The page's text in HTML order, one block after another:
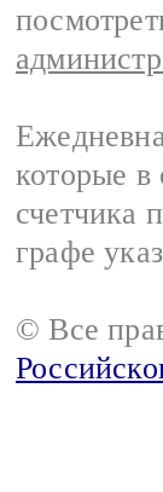
которые
счетчика
графе
© Все